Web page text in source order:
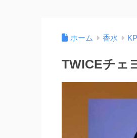
ホーム 香水
TWICEチェ